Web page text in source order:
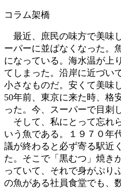
時
:
コラム架橋
最近、庶民の味方で美味
ーパーに並ばなくなった。
になっている。海水温が上
てしまった。沿岸に近づい
小さなものだ。安くて美味
50年前、東京に来た時、格
った。今、スーパーで目刺
そして、私にとって忘れ
いう魚である。１９７０年
議が終わると必ず寄る駅近
た。そこで「黒むつ」焼き
っていて、それで身がぷり
の魚がある社員食堂でも、